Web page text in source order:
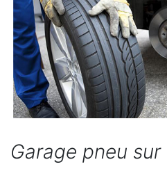
Garage pneu